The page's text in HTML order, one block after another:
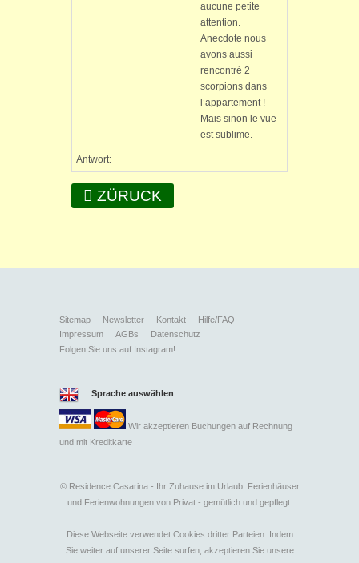
aucune petite
attention.
Anecdote nous
avons aussi
rencontré 2
scorpions dans
l’appartement !
Mais sinon le vue
est sublime.
Antwort:
ZÜRUCK
Sitemap Newsletter Kontakt
Hilfe/FAQ
Impressum
AGBs
Datenschutz
Folgen Sie uns auf Instagram!
Sprache auswählen
Wir akzeptieren Buchungen auf Rechnung
und mit Kreditkarte
©Residence Casarina - Ihr Zuhause im Urlaub. Ferienhäuser
und Ferienwohnungen von Privat - gemütlich und gepflegt.
Diese Webseite verwendet Cookies dritter Parteien. Indem
Sie weiter auf unserer Seite surfen, akzeptieren Sie unsere